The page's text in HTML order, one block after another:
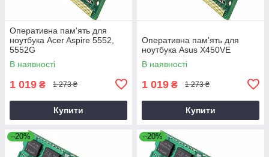
Оперативна пам'ять для
ноутбука Acer Aspire 5552,
5552G
В наявності
1 019 ₴ 1 273 ₴
Купити
Оперативна пам'ять для
ноутбука Asus X450VE
В наявності
1 019 ₴ 1 273 ₴
Купити
–20% –20%